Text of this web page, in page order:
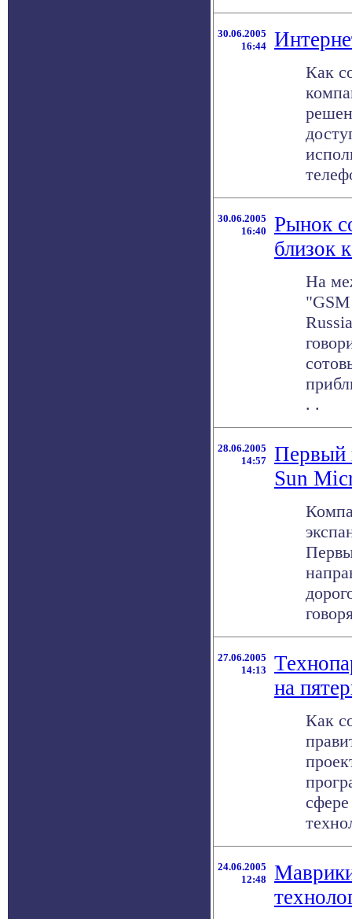
30.06.2005
16:44
Как
30.06.2005
16:40
Рынок
близок
На
. .
28.06.2005
14:57
Первый
Sun
27.06.2005
14:13
на
Как
24.06.2005
12:48